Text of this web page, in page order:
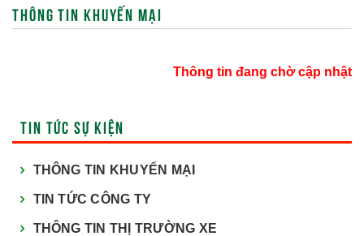
THÔNG TIN KHUYẾN MẠI
Thông tin đang chờ cập nhật
TIN TỨC SỰ KIỆN
THÔNG TIN KHUYẾN MẠI
TIN TỨC CÔNG TY
THÔNG TIN THỊ TRƯỜNG XE